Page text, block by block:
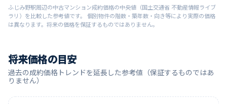
ふじみ野駅周辺の中古マンション成約価格の中央値（国土交通省 不動産情報ライブ
ラリ）を比較した参考値です。 個別物件の階数・築年数・向き等により実際の価格
は異なります。将来の価格を保証するものではありません。
将来価格の目安
過去の成約価格トレンドを延長した参考値（保証するものではあ
りません）